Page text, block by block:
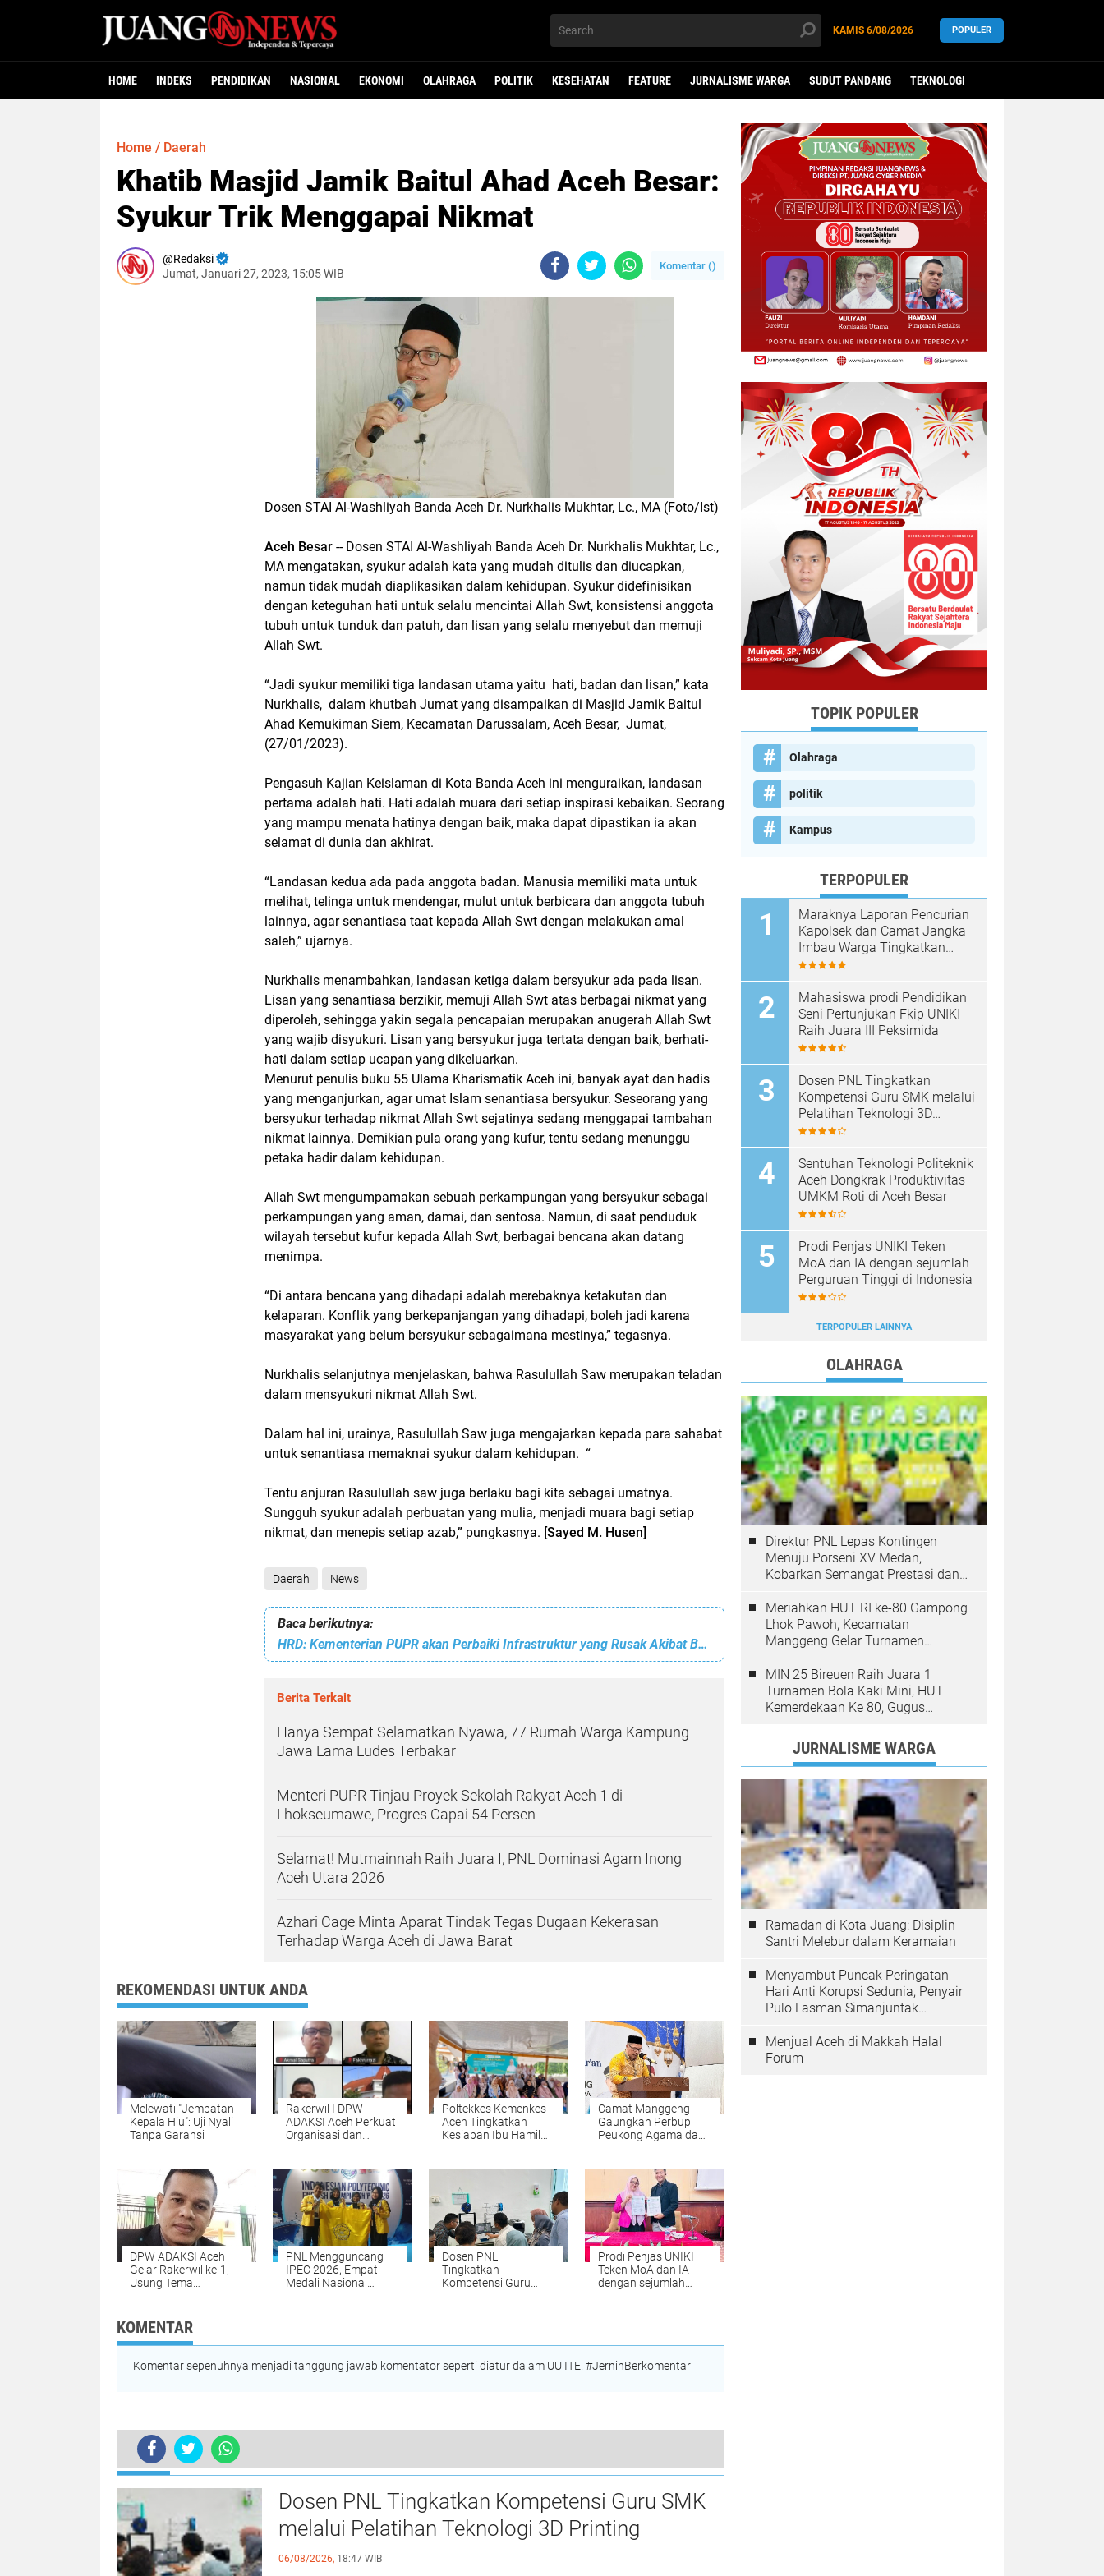
KAMIS 6/08/2026 POPULER
HOME INDEKS PENDIDIKAN NASIONAL EKONOMI OLAHRAGA POLITIK KESEHATAN FEATURE JURNALISME WARGA SUDUT PANDANG TEKNOLOGI
Home / Daerah
Khatib Masjid Jamik Baitul Ahad Aceh Besar:
Syukur Trik Menggapai Nikmat
Redaksi
Jumat, Januari 27, 2023, 15:05 WIB
Komentar ()
Dosen STAI Al-Washliyah Banda Aceh Dr. Nurkhalis Mukhtar, Lc., MA (Foto/Ist)
Aceh Besar -- Dosen STAI Al-Washliyah Banda Aceh Dr. Nurkhalis Mukhtar, Lc.,
MA mengatakan, syukur adalah kata yang mudah ditulis dan diucapkan,
namun tidak mudah diaplikasikan dalam kehidupan. Syukur didefinisikan
dengan keteguhan hati untuk selalu mencintai Allah Swt, konsistensi anggota
tubuh untuk tunduk dan patuh, dan lisan yang selalu menyebut dan memuji
Allah Swt.
“Jadi syukur memiliki tiga landasan utama yaitu hati, badan dan lisan,” kata
Nurkhalis, dalam khutbah Jumat yang disampaikan di Masjid Jamik Baitul
Ahad Kemukiman Siem, Kecamatan Darussalam, Aceh Besar, Jumat,
(27/01/2023).
Pengasuh Kajian Keislaman di Kota Banda Aceh ini menguraikan, landasan
pertama adalah hati. Hati adalah muara dari setiap inspirasi kebaikan. Seorang
yang mampu menata hatinya dengan baik, maka dapat dipastikan ia akan
selamat di dunia dan akhirat.
“Landasan kedua ada pada anggota badan. Manusia memiliki mata untuk
melihat, telinga untuk mendengar, mulut untuk berbicara dan anggota tubuh
lainnya, agar senantiasa taat kepada Allah Swt dengan melakukan amal
saleh,” ujarnya.
Nurkhalis menambahkan, landasan ketiga dalam bersyukur ada pada lisan.
Lisan yang senantiasa berzikir, memuji Allah Swt atas berbagai nikmat yang
diperoleh, sehingga yakin segala pencapaian merupakan anugerah Allah Swt
yang wajib disyukuri. Lisan yang bersyukur juga tertata dengan baik, berhati-
hati dalam setiap ucapan yang dikeluarkan.
Menurut penulis buku 55 Ulama Kharismatik Aceh ini, banyak ayat dan hadis
yang menganjurkan, agar umat Islam senantiasa bersyukur. Seseorang yang
bersyukur terhadap nikmat Allah Swt sejatinya sedang menggapai tambahan
nikmat lainnya. Demikian pula orang yang kufur, tentu sedang menunggu
petaka hadir dalam kehidupan.
Allah Swt mengumpamakan sebuah perkampungan yang bersyukur sebagai
perkampungan yang aman, damai, dan sentosa. Namun, di saat penduduk
wilayah tersebut kufur kepada Allah Swt, berbagai bencana akan datang
menimpa.
“Di antara bencana yang dihadapi adalah merebaknya ketakutan dan
kelaparan. Konflik yang berkepanjangan yang dihadapi, boleh jadi karena
masyarakat yang belum bersyukur sebagaimana mestinya,” tegasnya.
Nurkhalis selanjutnya menjelaskan, bahwa Rasulullah Saw merupakan teladan
dalam mensyukuri nikmat Allah Swt.
Dalam hal ini, urainya, Rasulullah Saw juga mengajarkan kepada para sahabat
untuk senantiasa memaknai syukur dalam kehidupan. “
Tentu anjuran Rasulullah saw juga berlaku bagi kita sebagai umatnya.
Sungguh syukur adalah perbuatan yang mulia, menjadi muara bagi setiap
nikmat, dan menepis setiap azab,” pungkasnya. [Sayed M. Husen]
Daerah News
Baca berikutnya:
HRD: Kementerian PUPR akan Perbaiki Infrastruktur yang Rusak Akibat Banjir
Berita Terkait
Hanya Sempat Selamatkan Nyawa, 77 Rumah Warga Kampung
Jawa Lama Ludes Terbakar
Menteri PUPR Tinjau Proyek Sekolah Rakyat Aceh 1 di
Lhokseumawe, Progres Capai 54 Persen
Selamat! Mutmainnah Raih Juara I, PNL Dominasi Agam Inong
Aceh Utara 2026
Azhari Cage Minta Aparat Tindak Tegas Dugaan Kekerasan
Terhadap Warga Aceh di Jawa Barat
REKOMENDASI UNTUK ANDA
Melewati "Jembatan
Kepala Hiu": Uji Nyali
Tanpa Garansi
Rakerwil I DPW
ADAKSI Aceh Perkuat
Organisasi dan
Poltekkes Kemenkes
Aceh Tingkatkan
Kesiapan Ibu Hamil
Kearifan Lokal
Camat Manggeng
Gaungkan Perbup
Peukong Agama dan
Penutupan MTQ
DPW ADAKSI Aceh
Gelar Rakerwil ke-1,
Usung Tema
Organisasi
PNL Mengguncang
IPEC 2026, Empat
Medali Nasional
Dosen PNL
Tingkatkan
Kompetensi Guru
Prodi Penjas UNIKI
Teken MoA dan IA
dengan sejumlah
KOMENTAR
Komentar sepenuhnya menjadi tanggung jawab komentator seperti diatur dalam UU ITE. #JernihBerkomentar
Khatib Masjid Jamik Baitul Ahad Aceh Besar: Syukur Trik Menggapai Nikmat
TERKINI
Dosen PNL Tingkatkan Kompetensi Guru SMK
melalui Pelatihan Teknologi 3D Printing
06/08/2026, 18:47 WIB
TOPIK POPULER
Olahraga
politik
Kampus
TERPOPULER
Maraknya Laporan Pencurian
Kapolsek dan Camat Jangka
Imbau Warga Tingkatkan
Kewaspadaan
Mahasiswa prodi Pendidikan
Seni Pertunjukan Fkip UNIKI
Raih Juara III Peksimida
Dosen PNL Tingkatkan
Kompetensi Guru SMK melalui
Pelatihan Teknologi 3D
Printing
Sentuhan Teknologi Politeknik
Aceh Dongkrak Produktivitas
UMKM Roti di Aceh Besar
Prodi Penjas UNIKI Teken
MoA dan IA dengan sejumlah
Perguruan Tinggi di Indonesia
TERPOPULER LAINNYA
OLAHRAGA
Direktur PNL Lepas Kontingen
Menuju Porseni XV Medan,
Kobarkan Semangat Prestasi dan
Meriahkan HUT RI ke-80 Gampong
Lhok Pawoh, Kecamatan
Manggeng Gelar Turnamen
MIN 25 Bireuen Raih Juara 1
Turnamen Bola Kaki Mini, HUT
Kemerdekaan Ke 80, Gugus
JURNALISME WARGA
Ramadan di Kota Juang: Disiplin
Santri Melebur dalam Keramaian
Menyambut Puncak Peringatan
Hari Anti Korupsi Sedunia, Penyair
Pulo Lasman Simanjuntak
Korupsi di Indonesia
Menjual Aceh di Makkah Halal
Forum